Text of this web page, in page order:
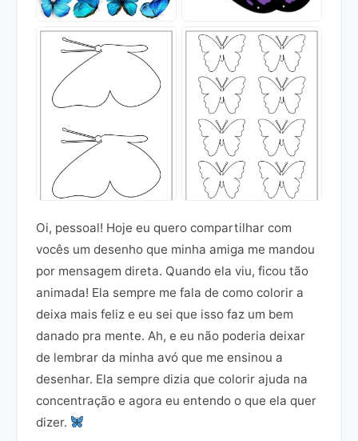
Oi, pessoal! Hoje eu quero compartilhar com
vocês um desenho que minha amiga me mandou
por mensagem direta. Quando ela viu, ficou tão
animada! Ela sempre me fala de como colorir a
deixa mais feliz e eu sei que isso faz um bem
danado pra mente. Ah, e eu não poderia deixar
de lembrar da minha avó que me ensinou a
desenhar. Ela sempre dizia que colorir ajuda na
concentração e agora eu entendo o que ela quer
dizer.